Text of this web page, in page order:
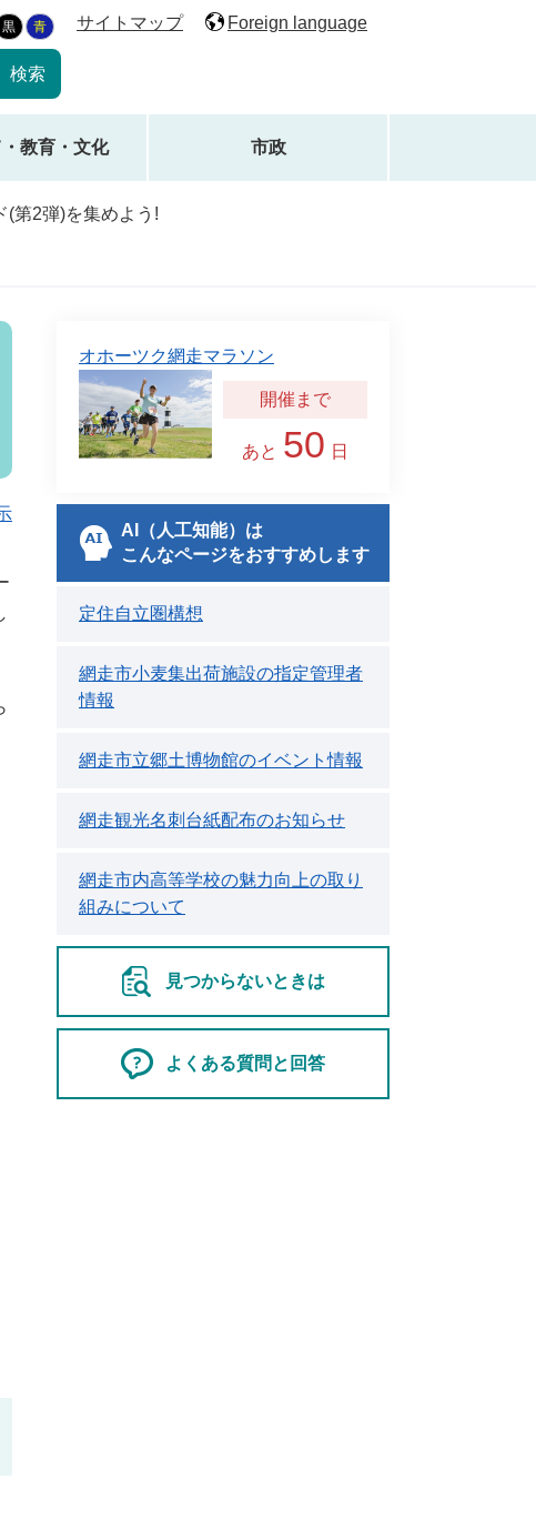
黒 青 サイトマップ Foreign language
教育・文化 市政
(第2弾)を集めよう!
オホーツク網走マラソン
あと 50 日
AI（人工知能）は
こんなページをおすすめします
定住自立圏構想
網走市小麦集出荷施設の指定管理者
情報
網走市立郷土博物館のイベント情報
網走観光名刺台紙配布のお知らせ
網走市内高等学校の魅力向上の取り
組みについて
見つからないときは
よくある質問と回答